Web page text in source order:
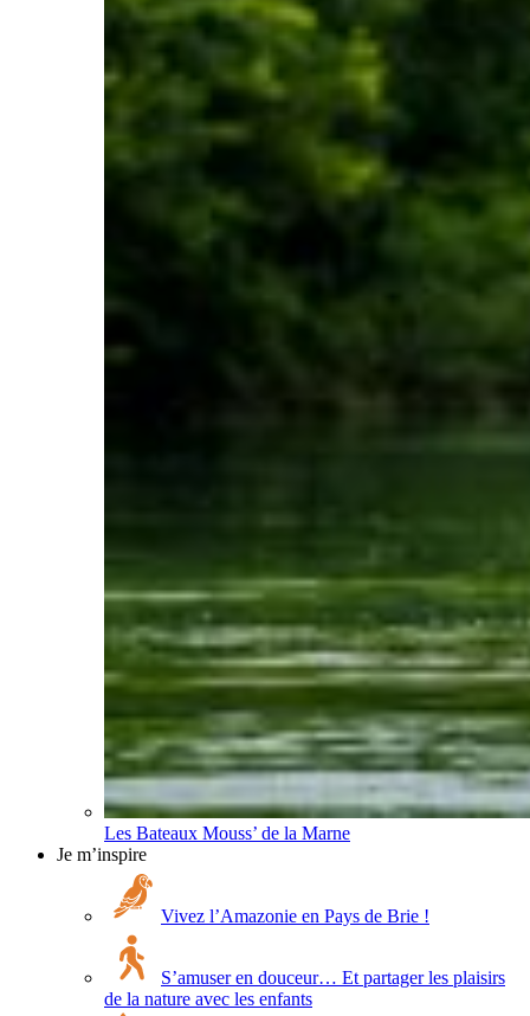
Les Bateaux Mouss’ de la Marne
Je m’inspire
Vivez l’Amazonie en Pays de Brie !
S’amuser en douceur… Et partager les plaisirs
de la nature avec les enfants